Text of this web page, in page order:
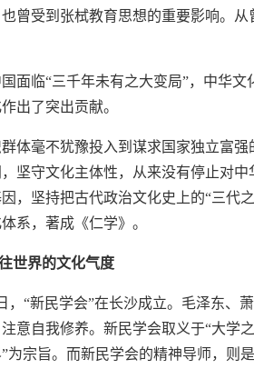
曾受到张栻教育思想的重要影响。
面临“三千年未有之大变局”，中华
出了突出贡献。
毫不犹豫投入到谋求国家独立富强
坚守文化主体性，从来没有停止对
，坚持把古代政治文化史上的“三代
系，著成《仁学》。
世界的文化气度
，“新民学会”在长沙成立。毛泽东
意自我修养。新民学会取义于“大学
为宗旨。而新民学会的精神导师，则